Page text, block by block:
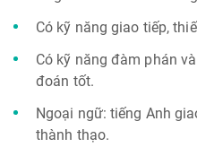
Có kỹ năng giao tiếp,
Có kỹ năng đàm phán
đoán tốt.
Ngoại ngữ: tiếng Anh
thành thạo.